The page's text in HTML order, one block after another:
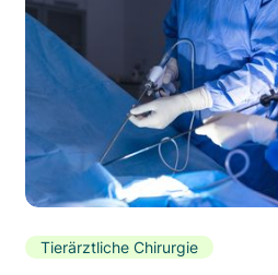
Tierärztliche Chirurgie